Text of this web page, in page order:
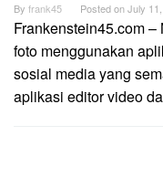
By frank45 Posted onJuly
Frankenstein45.com
foto menggunakan
sosial media yang
aplikasi editor video